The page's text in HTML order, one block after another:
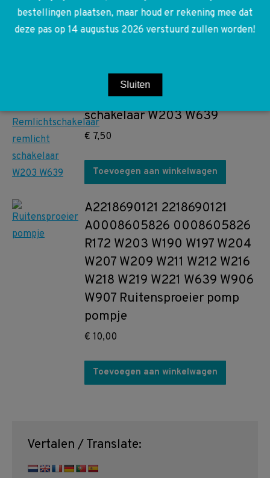
Toevoegen aan winkelwagen
A0015453809 0015453809
Remlichtschakelaar remlicht
schakelaar W203 W639
€ 7,50
Toevoegen aan winkelwagen
A2218690121 2218690121
A0008605826 0008605826
R172 W203 W190 W197 W204
W207 W209 W211 W212 W216
W218 W219 W221 W639 W906
W907 Ruitensproeier pomp
pompje
€ 10,00
Toevoegen aan winkelwagen
Vertalen / Translate:
bestellingen plaatsen, maar houd er rekening mee dat
deze pas op 14 augustus 2026 verstuurd zullen worden!
Sluiten